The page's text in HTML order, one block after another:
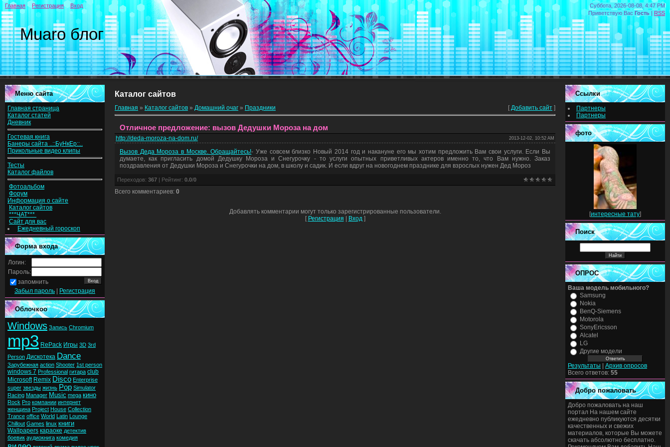
Суббота, 2026-08-08, 4:47 PM
Приветствую Вас Гость | RSS
Muaro блог
Главная Регистрация Вход
Меню сайта
Главная страница
Каталог статей
Дневник
Гостевая книга
Банеры сайта ..::БуНкЕр::..
Прикольные видео клипы
Тесты
Каталог файлов
Фотоальбом
Форум
Информация о сайте
Каталог сайтов
***ЧАТ***
Сайт для вас
Ежедневный гороскоп
Форма входа
Логин:
Пароль:
запомнить
Забыл пароль
Регистрация
Облочкоо
Windows Запись Chromium
mp3 RePack Игры 3D 3rd
Person Дискотека Dance
Зарубежная action Shooter 1st person
windows 7 Professional гитара club
Microsoft Remix Disco Enterprise
super звезды жизнь Pop Simulator
Racing Manager Music mega кино
Rock Pro компании интернет
женщина Project House Collection
Trance office World Latin Lounge
Chillout Games linux книги
Wallpapers караоке детектив
боевик аудиокнига комедия
Каталог сайтов
Главная » Каталог сайтов » Домашний очаг » Праздники [ Добавить сайт ]
Отличное предложение: вызов Дедушки Мороза на дом
http://deda-moroza-na-dom.ru/ 2013-12-02, 10:52 AM
Вызов Деда Мороза в Москве. Обращайтесь!- Уже совсем близко Новый 2014 год и накануне его мы хотим предложить Вам свои услуги. Если Вы
думаете, как пригласить домой Дедушку Мороза и Снегурочку - то услуги опытных приветливых актеров именно то, что Вам нужно. Заказ
поздравления от Дедушки Мороза и Снегурочки на дом, в школу и садик. И если вдруг на новогоднем празднике для взрослых нужен Дед Мороз
Переходов: 367 | Рейтинг: 0.0/0
Всего комментариев: 0
Добавлять комментарии могут только зарегистрированные пользователи.
[ Регистрация | Вход ]
Ссылки
Партнеры
Партнеры
фото
[интересные тату]
Поиск
ОПРОС
Ваша модель мобильного?
Samsung
Nokia
BenQ-Siemens
Motorola
SonyEricsson
Alcatel
LG
Другие модели
Результаты
Архив опросов
Всего ответов: 55
Добро пожаловать
Добро пожаловать на наш
портал На нашем сайте
ежедневно публикуются десятки
качественных и свежих
материалов, которые Вы можете
скачать абсолютно бесплатно.